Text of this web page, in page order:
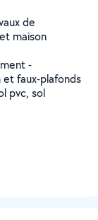
de
maison
-
et faux-plafonds
pvc, sol